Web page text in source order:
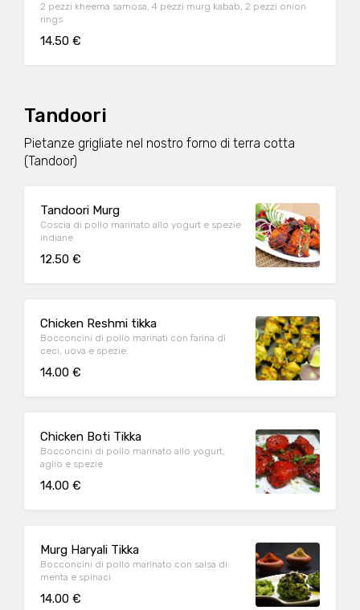
2 pezzi kheema samosa, 4 pezzi murg kabab, 2 pezzi onion
rings
14.50 €
Tandoori
Pietanze grigliate nel nostro forno di terra cotta
(Tandoor)
Tandoori Murg
Coscia di pollo marinato allo yogurt e spezie
indiane
12.50 €
Chicken Reshmi tikka
Bocconcini di pollo marinati con farina di
ceci, uova e spezie.
14.00 €
Chicken Boti Tikka
Bocconcini di pollo marinato allo yogurt,
aglio e spezie
14.00 €
Murg Haryali Tikka
Bocconcini di pollo marinato con salsa di
menta e spinaci
14.00 €